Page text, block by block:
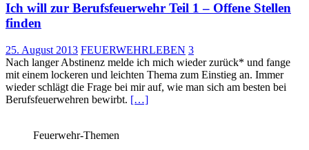
Ich will zur Berufsfeuerwehr Teil 1 – Offene Stellen
finden
25. August 2013 FEUERWEHRLEBEN 3
Nach langer Abstinenz melde ich mich wieder zurück* und fange
mit einem lockeren und leichten Thema zum Einstieg an. Immer
wieder schlägt die Frage bei mir auf, wie man sich am besten bei
Berufsfeuerwehren bewirbt. […]
Feuerwehr-Themen